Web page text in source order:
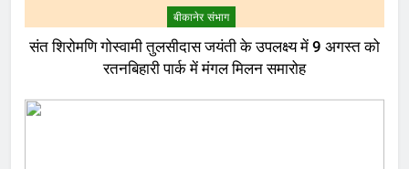
बीकानेर संभाग
संत शिरोमणि गोस्वामी तुलसीदास जयंती के उपलक्ष्य में 9 अगस्त को
रतनबिहारी पार्क में मंगल मिलन समारोह